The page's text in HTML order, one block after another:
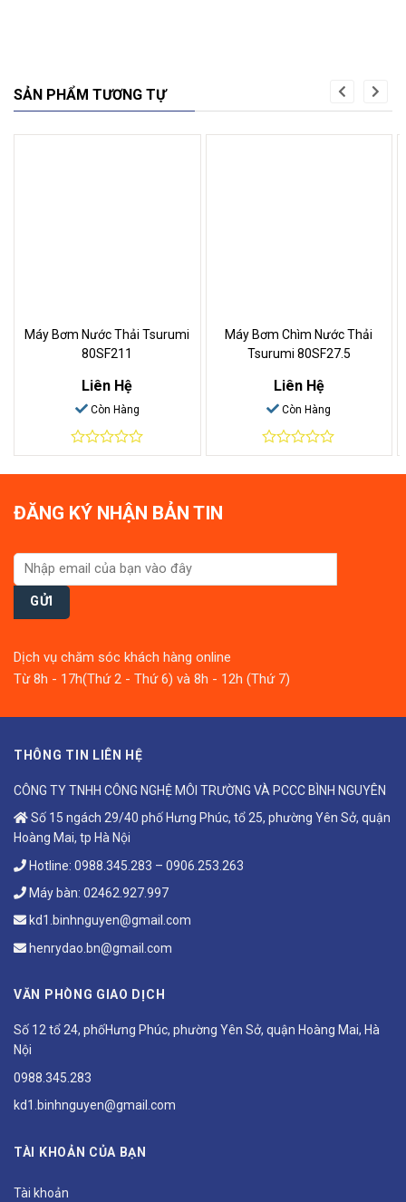
SẢN PHẨM TƯƠNG TỰ
Máy Bơm Nước Thải Tsurumi
80SF211
Liên Hệ
Còn Hàng
0
out
Máy Bơm Chìm Nước Thải
Tsurumi 80SF27.5
Liên Hệ
Còn Hàng
0
out
ĐĂNG KÝ NHẬN BẢN TIN
Dịch vụ chăm sóc khách hàng online
Từ 8h - 17h(Thứ 2 - Thứ 6) và 8h - 12h (Thứ 7)
THÔNG TIN LIÊN HỆ
CÔNG TY TNHH CÔNG NGHỆ MÔI TRƯỜNG VÀ PCCC BÌNH NGUYÊN
Số 15 ngách 29/40 phố Hưng Phúc, tổ 25, phường Yên Sở, quận
Hoàng Mai, tp Hà Nội
Hotline: 0988.345.283 – 0906.253.263
Máy bàn: 02462.927.997
kd1.binhnguyen@gmail.com
henrydao.bn@gmail.com
VĂN PHÒNG GIAO DỊCH
Số 12 tổ 24, phốHưng Phúc, phường Yên Sở, quận Hoàng Mai, Hà
Nội
0988.345.283
kd1.binhnguyen@gmail.com
TÀI KHOẢN CỦA BẠN
Tài khoản